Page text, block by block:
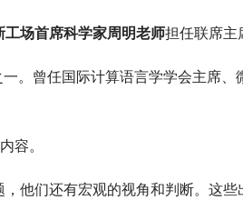
场首席科学家周明老师担任联席主
。曾任国际计算语言学学会主席、
容。
他们还有宏观的视角和判断。这些